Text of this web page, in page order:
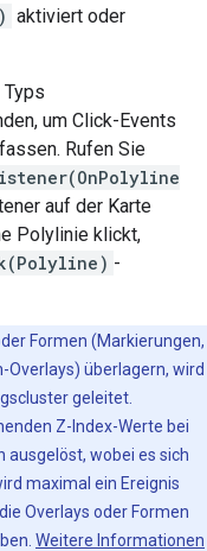
aktiviert oder
um Click-Events
Rufen Sie
auf der Karte
Polylinie klickt,
-
Formen (Markierungen,
Overlays) überlagern, wird
geleitet.
Z-Index-Werte bei
ausgelöst, wobei es sich
maximal ein Ereignis
Overlays oder Formen
Weitere Informationen